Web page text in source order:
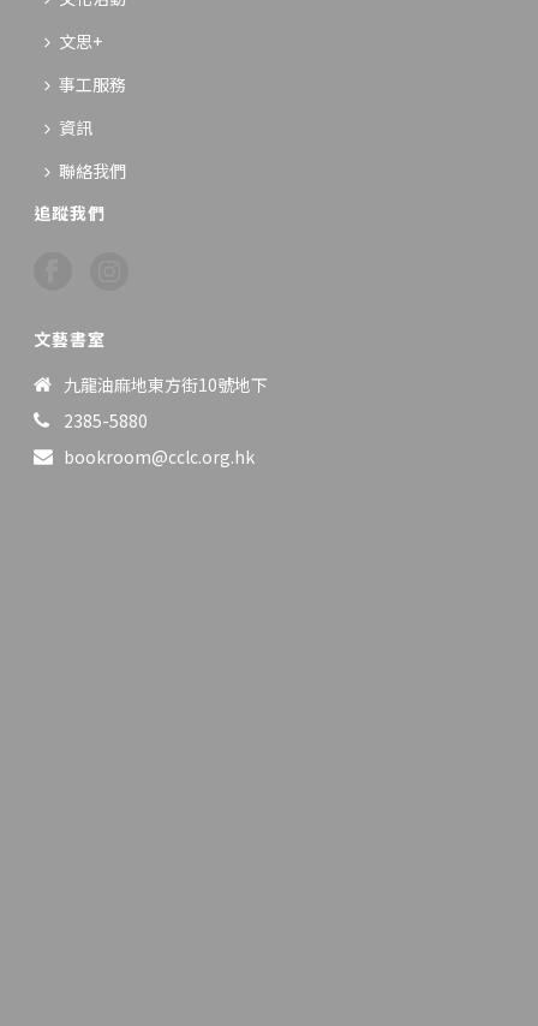
文思+
事工服務
資訊
聯絡我們
追蹤我們
文藝書室
九龍油麻地東方街10號地下
2385-5880
bookroom@cclc.org.hk